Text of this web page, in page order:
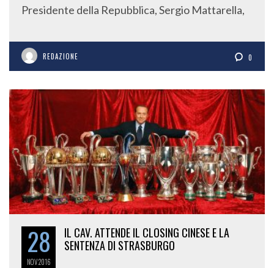
Presidente della Repubblica, Sergio Mattarella,
REDAZIONE 0
28
NOV2016
IL CAV. ATTENDE IL CLOSING CINESE E LA
SENTENZA DI STRASBURGO